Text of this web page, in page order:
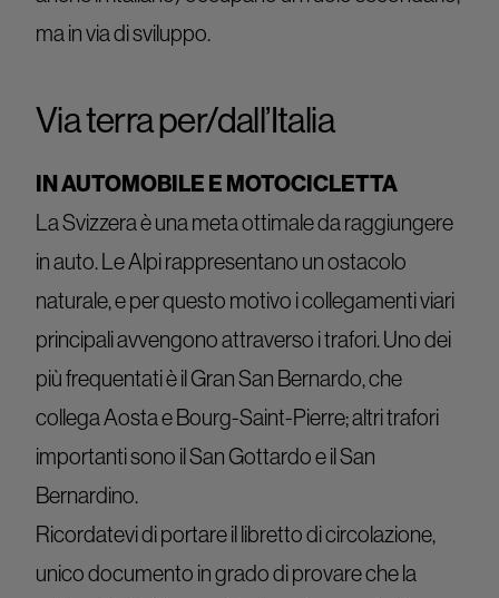
ma in via di sviluppo.
Via terra per/dall’Italia
IN AUTOMOBILE E MOTOCICLETTA
La Svizzera è una meta ottimale da raggiungere
in auto. Le Alpi rappresentano un ostacolo
naturale, e per questo motivo i collegamenti viari
principali avvengono attraverso i trafori. Uno dei
più frequentati è il Gran San Bernardo, che
collega Aosta e Bourg-Saint-Pierre; altri trafori
importanti sono il San Gottardo e il San
Bernardino.
Ricordatevi di portare il libretto di circolazione,
unico documento in grado di provare che la